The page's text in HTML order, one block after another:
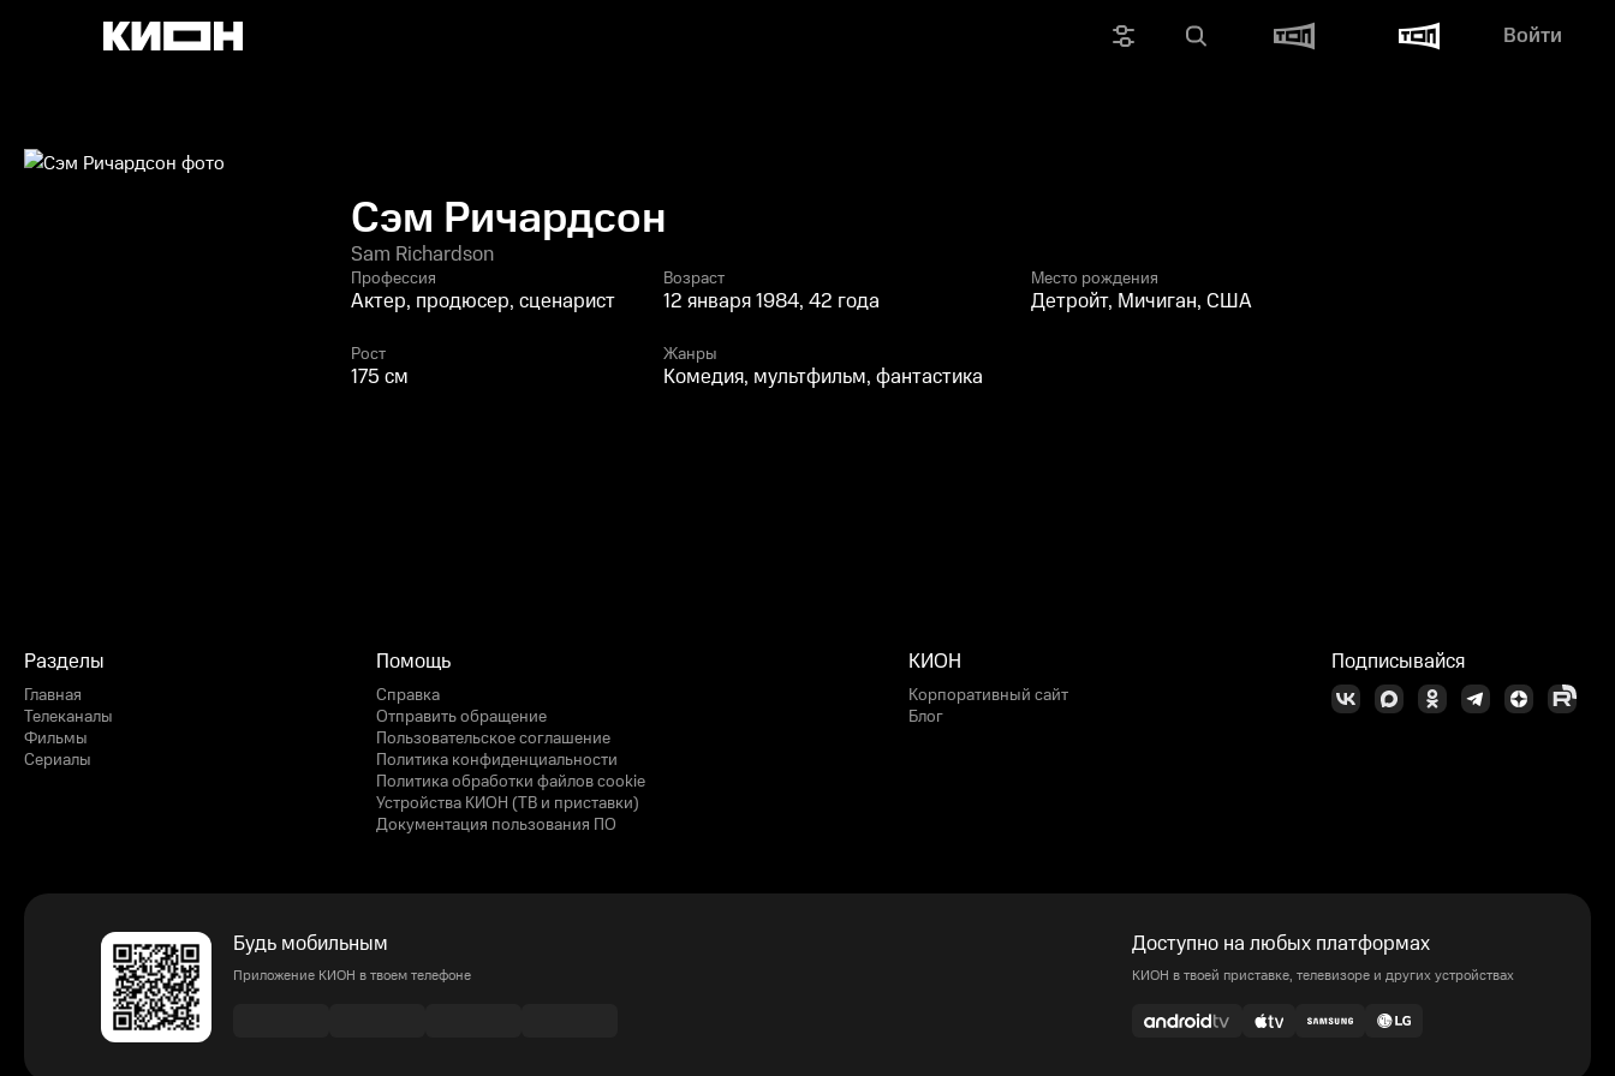
Войти
Сэм Ричардсон
Sam Richardson
Профессия
Актер, продюсер, сценарист
Возраст
12 января 1984, 42 года
Место рождения
Детройт, Мичиган, США
Рост
175 см
Жанры
Комедия, мультфильм, фантастика
Разделы
Главная
Телеканалы
Фильмы
Сериалы
Помощь
Справка
Отправить обращение
Пользовательское соглашение
Политика конфиденциальности
Политика обработки файлов cookie
Устройства КИОН (ТВ и приставки)
Документация пользования ПО
КИОН
Корпоративный сайт
Блог
Подписывайся
Будь мобильным
Приложение КИОН в твоем телефоне
Доступно на любых платформах
КИОН в твоей приставке, телевизоре и других устройствах